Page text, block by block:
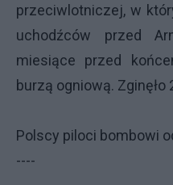
przeciwlotniczej, w
uchodźców przed
miesiące przed
burzą ogniową. Zginęło
Polscy piloci bombowi
----